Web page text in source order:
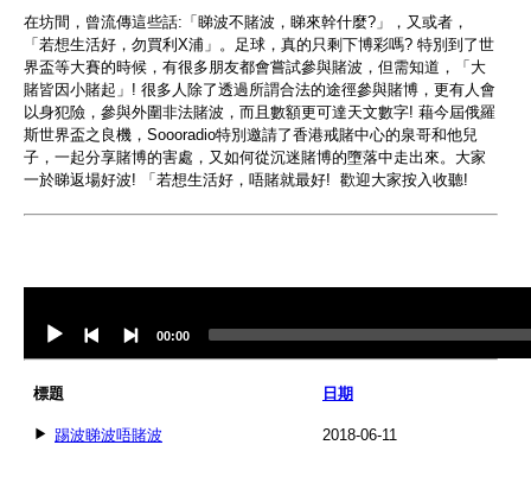
在坊間，曾流傳這些話:「睇波不賭波，睇來幹什麼?」，又或者，
「若想生活好，勿買利X浦」。足球，真的只剩下博彩嗎? 特別到了世
界盃等大賽的時候，有很多朋友都會嘗試參與賭波，但需知道，「大
賭皆因小賭起」! 很多人除了透過所謂合法的途徑參與賭博，更有人會
以身犯險，參與外圍非法賭波，而且數額更可達天文數字! 藉今屆俄羅
斯世界盃之良機，Soooradio特別邀請了香港戒賭中心的泉哥和他兒
子，一起分享賭博的害處，又如何從沉迷賭博的墮落中走出來。大家
一於睇返場好波! 「若想生活好，唔賭就最好! 歡迎大家按入收聽!
Player
00:00
標題 日期
踢波睇波唔賭波 2018-06-11